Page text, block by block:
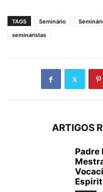
TAGS Seminário
seminaristas
ARTIGOS
Padre